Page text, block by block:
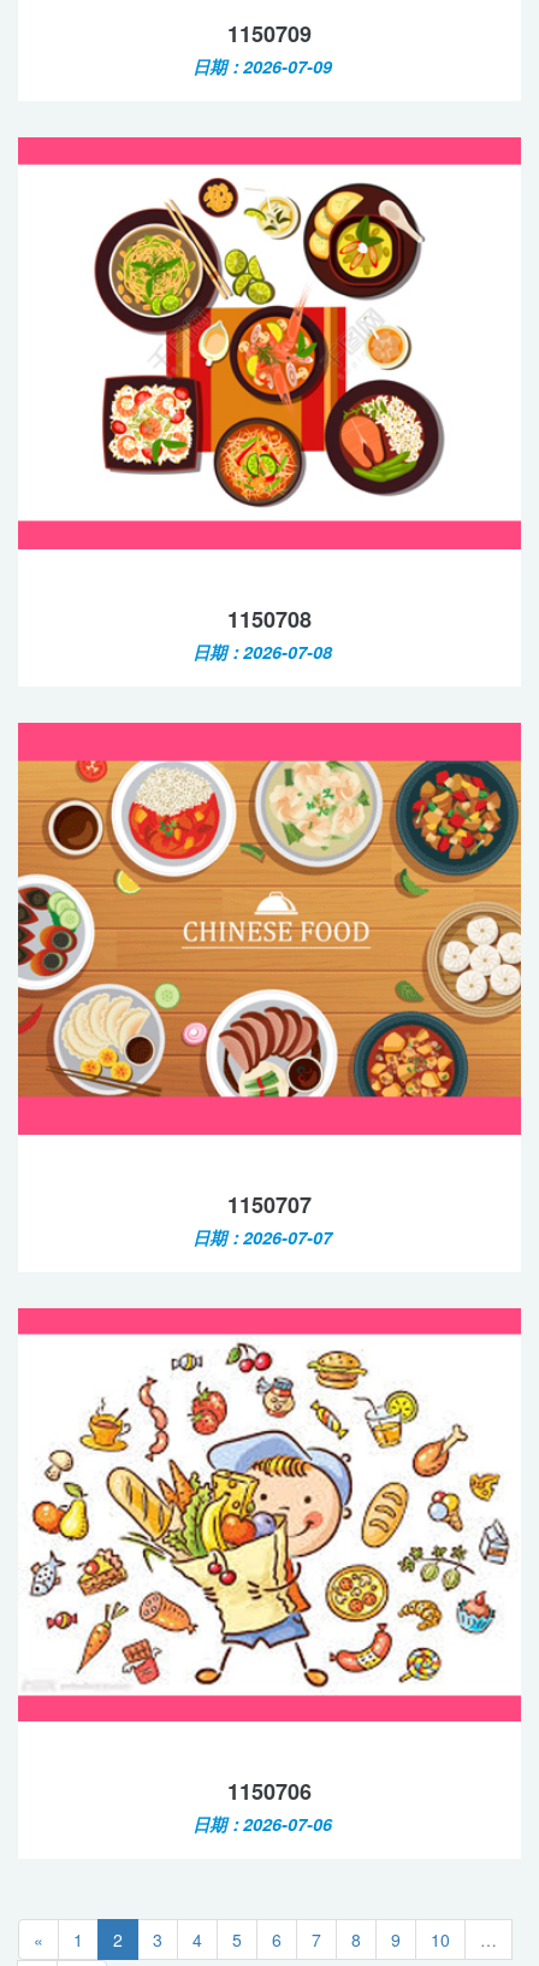
1150709
日期：2026-07-09
1150708
日期：2026-07-08
1150707
日期：2026-07-07
1150706
日期：2026-07-06
« 1 2 3 4 5 6 7 8 9 10
…